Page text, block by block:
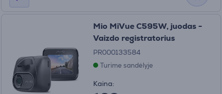
Mio MiVue C595W, juodas -
Vaizdo registratorius
PR000133584
Turime sandėlyje
Kaina: